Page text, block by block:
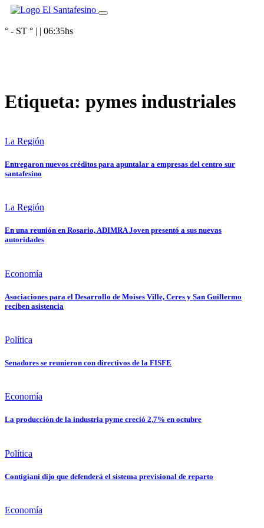
° - ST ° | | 06:35hs
Etiqueta: pymes industriales
La Región
Entregaron nuevos créditos para apuntalar a empresas del centro sur
santafesino
La Región
En una reunión en Rosario, ADIMRA Joven presentó a sus nuevas
autoridades
Economía
Asociaciones para el Desarrollo de Moises Ville, Ceres y San Guillermo
reciben asistencia
Política
Senadores se reunieron con directivos de la FISFE
Economía
La producción de la industria pyme creció 2,7% en octubre
Política
Contigiani dijo que defenderá el sistema previsional de reparto
Economía